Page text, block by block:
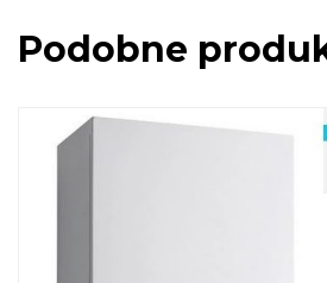
Podobne